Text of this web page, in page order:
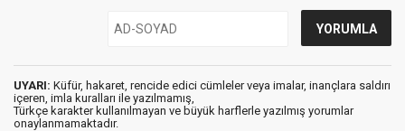
UYARI: Küfür, hakaret, rencide edici cümleler veya imalar, inançlara saldırı
içeren, imla kuralları ile yazılmamış,
Türkçe karakter kullanılmayan ve büyük harflerle yazılmış yorumlar
onaylanmamaktadır.